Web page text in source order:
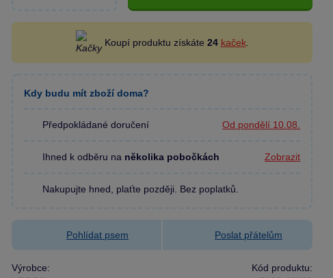
Koupí produktu získáte 24 kaček.
Kdy budu mít zboží doma?
Předpokládané doručení Od pondělí 10.08.
Ihned k odběru na několika pobočkách Zobrazit
Nakupujte hned, plaťte později. Bez poplatků.
Pohlídat psem Poslat přátelům
Výrobce:
Kód produktu: